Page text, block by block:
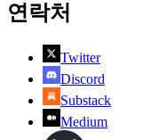
연락처
Twitter
Discord
Substack
Medium